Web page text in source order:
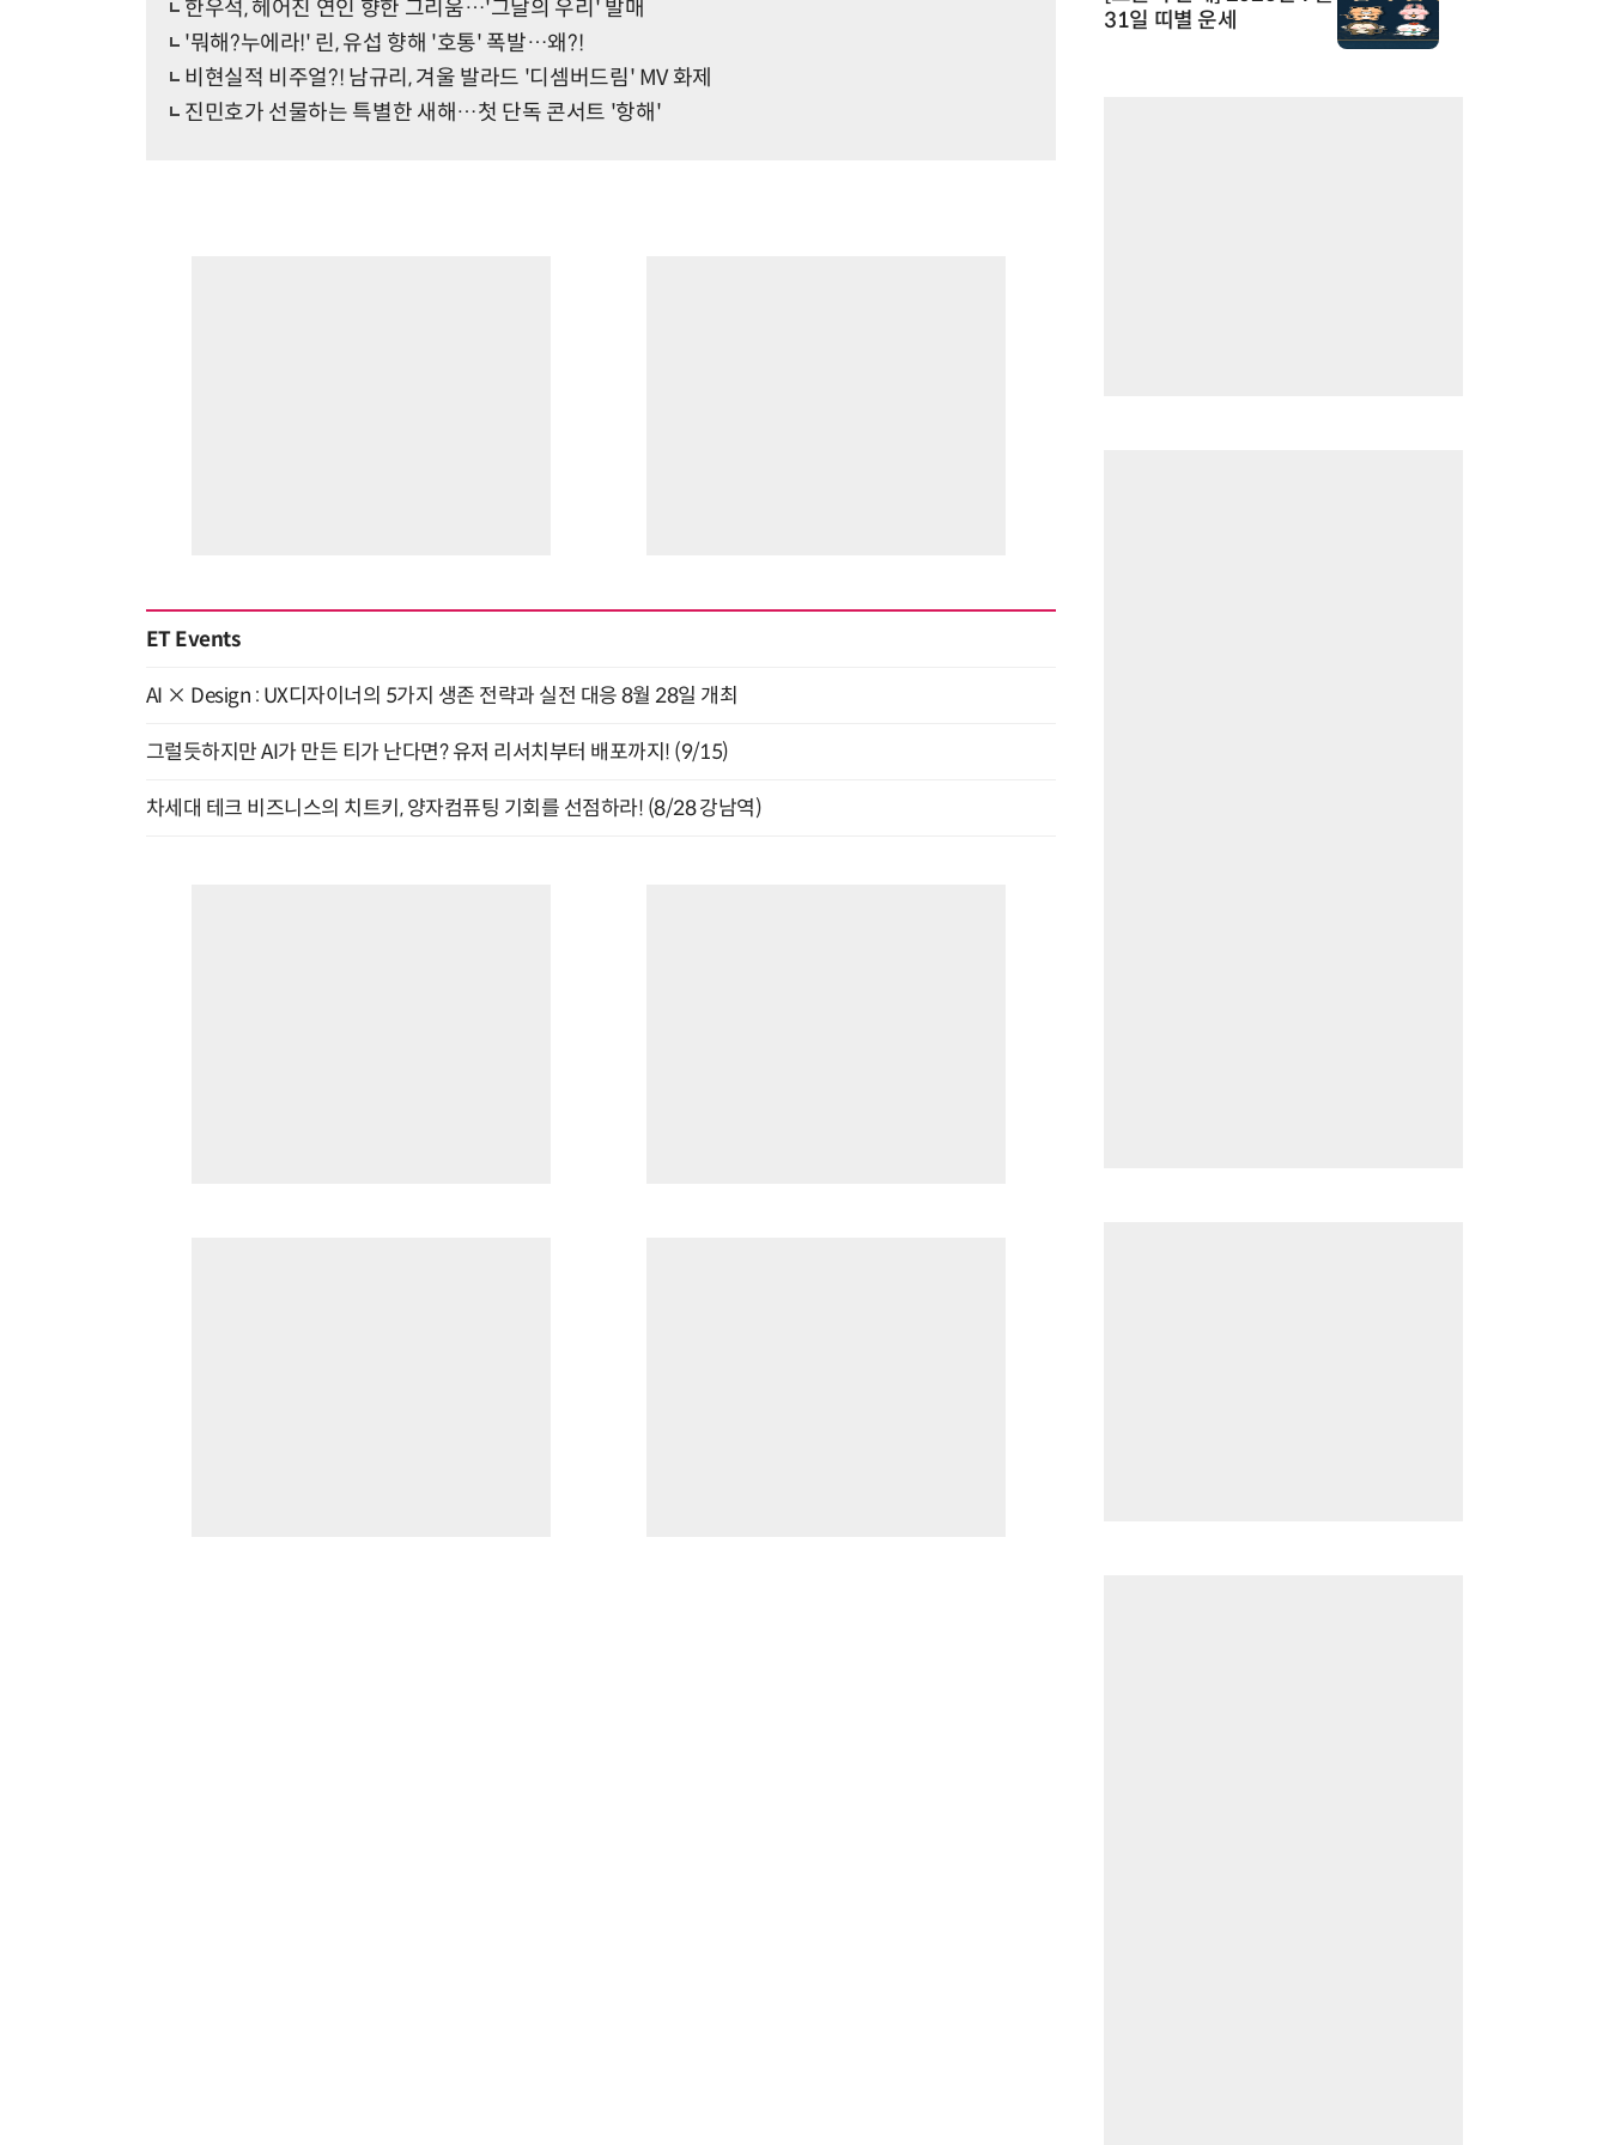
한우석, 헤어진 연인 향한 그리움…'그날의 우리' 발매
'뭐해?누에라!' 린, 유섭 향해 '호통' 폭발…왜?!
비현실적 비주얼?! 남규리, 겨울 발라드 '디셈버드림' MV 화제
진민호가 선물하는 특별한 새해…첫 단독 콘서트 '항해'
ET Events
AI × Design : UX디자이너의 5가지 생존 전략과 실전 대응 8월 28일 개최
그럴듯하지만 AI가 만든 티가 난다면? 유저 리서치부터 배포까지! (9/15)
차세대 테크 비즈니스의 치트키, 양자컴퓨팅 기회를 선점하라! (8/28 강남역)
31일 띠별 운세